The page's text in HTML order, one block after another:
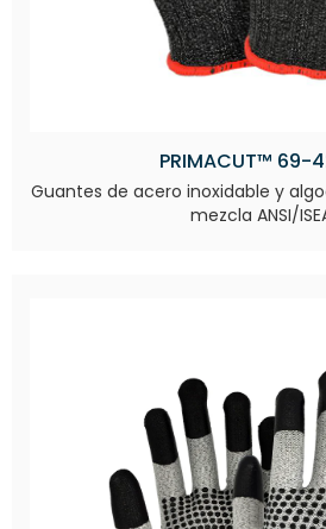
PRIMACUT™ 69-
Guantes de acero inoxidable y
mezcla ANSI/